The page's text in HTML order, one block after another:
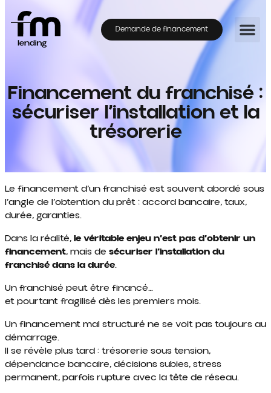
Demande de financement
Financement du franchisé :
sécuriser l’installation et la
trésorerie
Le financement d’un franchisé est souvent abordé sous
l’angle de l’obtention du prêt : accord bancaire, taux,
durée, garanties.
Dans la réalité,le véritable enjeu n’est pas d’obtenir un
financement, mais de sécuriser l’installation du
franchisé dans la durée.
Un franchisé peut être financé…
et pourtant fragilisé dès les premiers mois.
Un financement mal structuré ne se voit pas toujours au
démarrage.
Il se révèle plus tard : trésorerie sous tension,
dépendance bancaire, décisions subies, stress
permanent, parfois rupture avec la tête de réseau.